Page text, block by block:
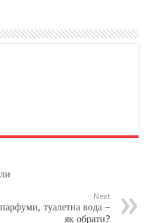
Next
туалетна вода –
як обрати?